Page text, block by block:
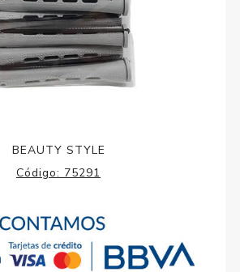
BEAUTY STYLE
Código: 75291